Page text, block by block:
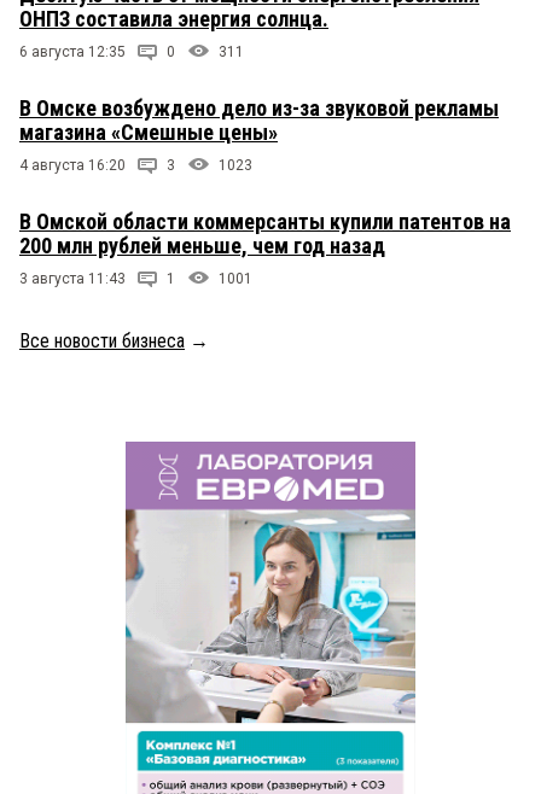
ОНПЗ составила энергия солнца.
6 августа 12:35 0 311
В Омске возбуждено дело из-за звуковой рекламы
магазина «Смешные цены»
4 августа 16:20 3 1023
В Омской области коммерсанты купили патентов на
200 млн рублей меньше, чем год назад
3 августа 11:43 1 1001
Все новости бизнеса →